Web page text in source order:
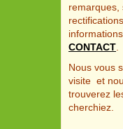
remarques,
CONTACT
Nous vous
visite et
trouverez
cherchiez.